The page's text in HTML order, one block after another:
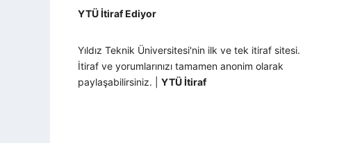
YTÜ İtiraf Ediyor
Yıldız Teknik Üniversitesi'nin ilk ve tek itiraf sitesi.
İtiraf ve yorumlarınızı tamamen anonim olarak
paylaşabilirsiniz. | YTÜ İtiraf